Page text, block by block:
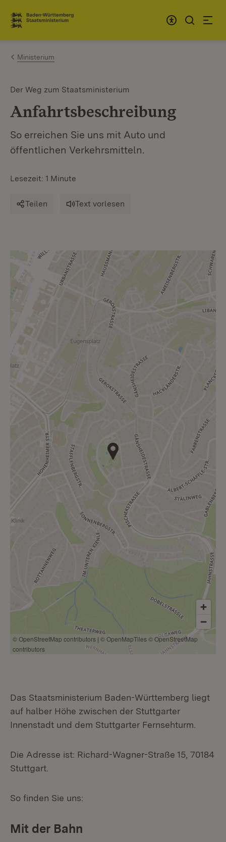
Zum Inhalt springen
Link zur Startseite
Ministerium
Der Weg zum Staatsministerium
Anfahrtsbeschreibung
So erreichen Sie uns mit Auto und
öffentlichen Verkehrsmitteln.
Lesezeit: 1 Minute
Teilen Text vorlesen
© OpenStreetMap contributors | © OpenMapTiles© OpenStreetMap
contributors
Das Staatsministerium Baden-Württemberg liegt
auf halber Höhe zwischen der Stuttgarter
Innenstadt und dem Stuttgarter Fernsehturm.
Die Adresse ist: Richard-Wagner-Straße 15, 70184
Stuttgart.
So finden Sie uns:
Mit der Bahn